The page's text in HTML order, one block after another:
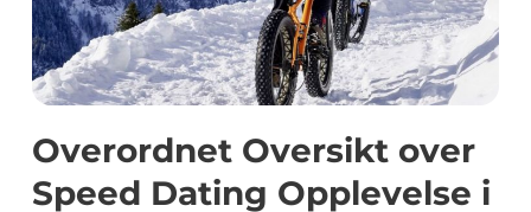
Overordnet Oversikt over
Speed Dating Opplevelse i